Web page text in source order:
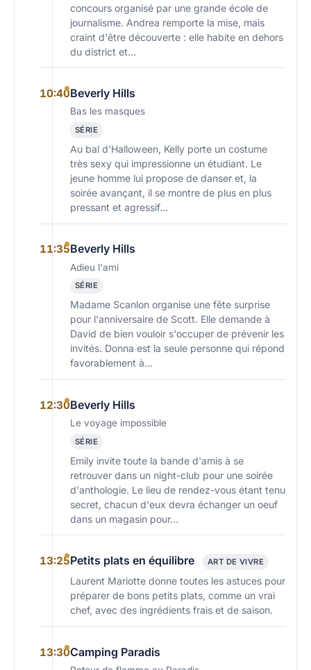
concours organisé par une grande école de
journalisme. Andrea remporte la mise, mais
craint d'être découverte : elle habite en dehors
du district et…
10:40Beverly Hills
Bas les masques
SÉRIE
Au bal d'Halloween, Kelly porte un costume
très sexy qui impressionne un étudiant. Le
jeune homme lui propose de danser et, la
soirée avançant, il se montre de plus en plus
pressant et agressif...
11:35Beverly Hills
Adieu l'ami
SÉRIE
Madame Scanlon organise une fête surprise
pour l'anniversaire de Scott. Elle demande à
David de bien vouloir s'occuper de prévenir les
invités. Donna est la seule personne qui répond
favorablement à…
12:30Beverly Hills
Le voyage impossible
SÉRIE
Emily invite toute la bande d'amis à se
retrouver dans un night-club pour une soirée
d'anthologie. Le lieu de rendez-vous étant tenu
secret, chacun d'eux devra échanger un oeuf
dans un magasin pour…
13:25Petits plats en équilibre ART DE VIVRE
Laurent Mariotte donne toutes les astuces pour
préparer de bons petits plats, comme un vrai
chef, avec des ingrédients frais et de saison.
13:30Camping Paradis